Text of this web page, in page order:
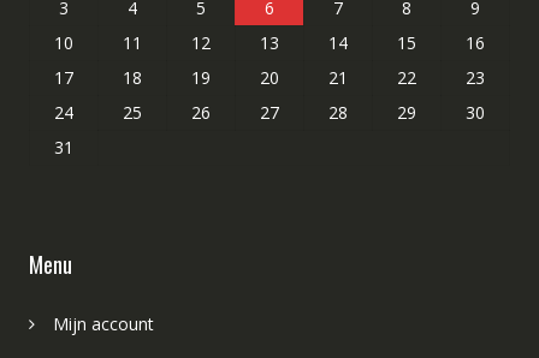
3
4 5 6 7 8
9
10
11 12 13 14 15
16
17
18 19 20 21 22
23
24
25 26 27 28 29
30
31
Menu
Mijn account